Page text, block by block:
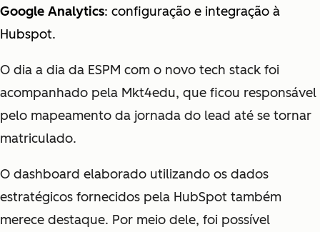
Google Analytics: configuração e integração à
Hubspot.
O dia a dia da ESPM com o novo tech stack foi
acompanhado pela Mkt4edu, que ficou responsável
pelo mapeamento da jornada do lead até se tornar
matriculado.
O dashboard elaborado utilizando os dados
estratégicos fornecidos pela HubSpot também
merece destaque. Por meio dele, foi possível